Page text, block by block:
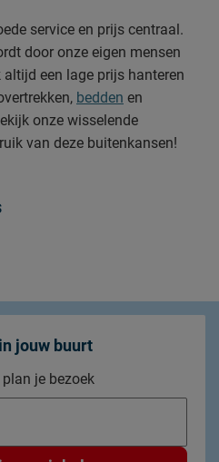
service en prijs centraal.
door onze eigen mensen
een lage prijs hanteren
bedden en
onze wisselende
van deze buitenkansen!
jouw buurt
je bezoek